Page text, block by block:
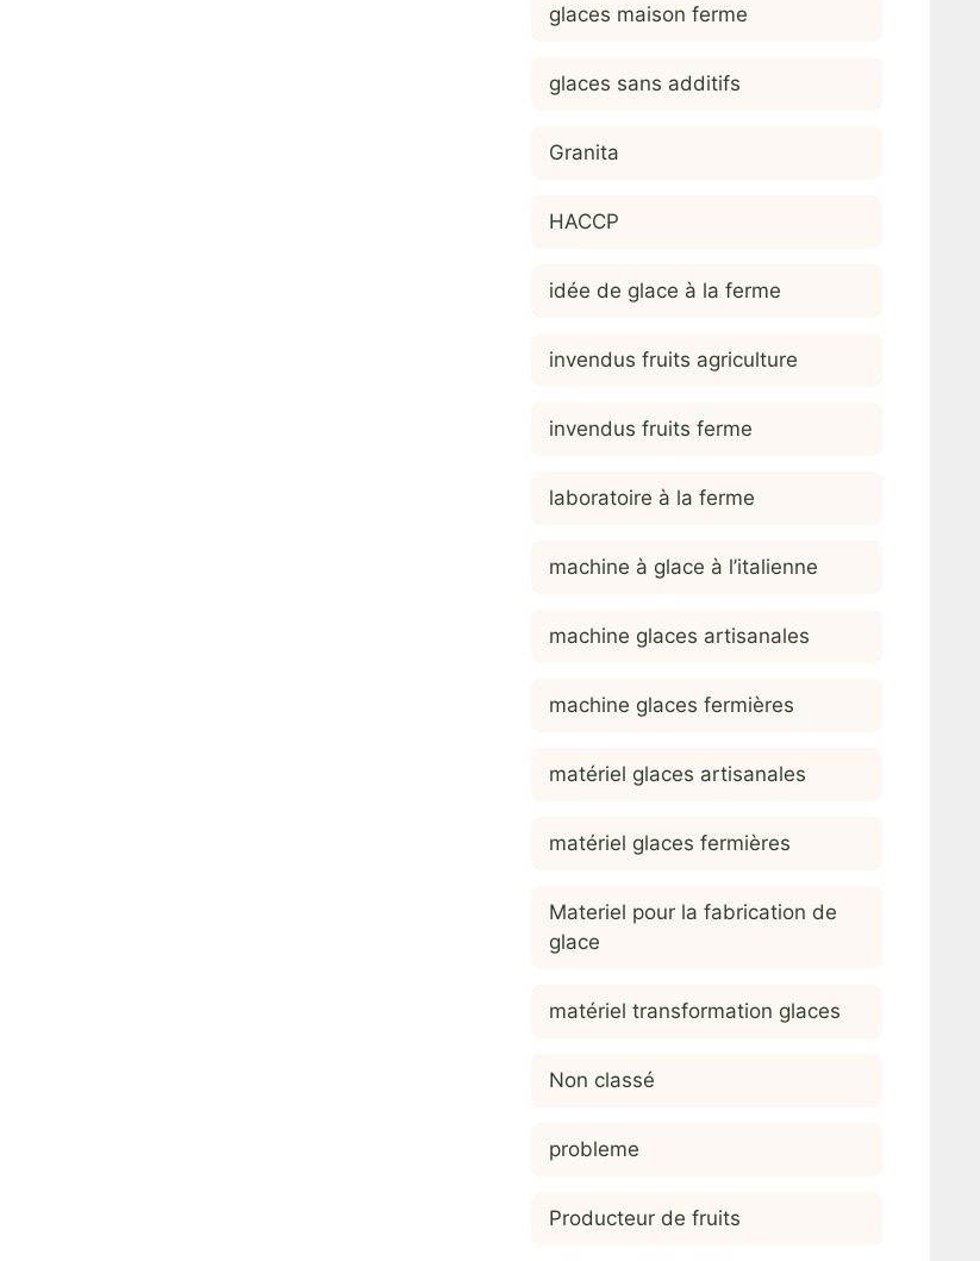
glaces maison ferme
glaces sans additifs
Granita
HACCP
idée de glace à la ferme
invendus fruits agriculture
invendus fruits ferme
laboratoire à la ferme
machine à glace à l’italienne
machine glaces artisanales
machine glaces fermières
matériel glaces artisanales
matériel glaces fermières
Materiel pour la fabrication de
glace
matériel transformation glaces
Non classé
probleme
Producteur de fruits